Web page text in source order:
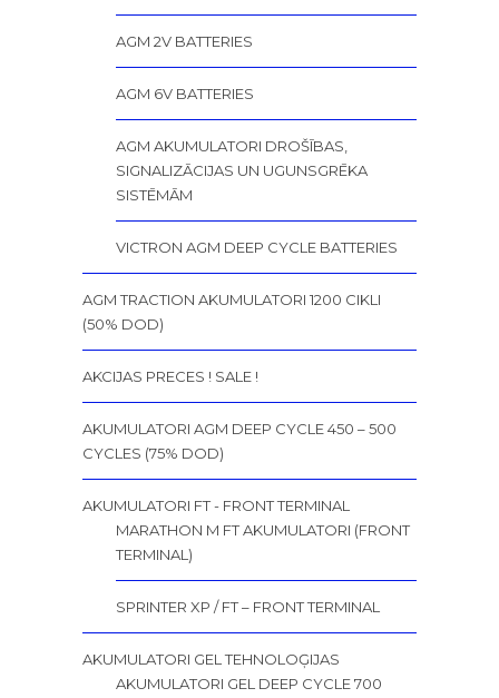
AGM 2V BATTERIES
AGM 6V BATTERIES
AGM AKUMULATORI DROŠĪBAS,
SIGNALIZĀCIJAS UN UGUNSGRĒKA
SISTĒMĀM
VICTRON AGM DEEP CYCLE BATTERIES
AGM TRACTION AKUMULATORI 1200 CIKLI
(50% DOD)
AKCIJAS PRECES ! SALE !
AKUMULATORI AGM DEEP CYCLE 450 – 500
CYCLES (75% DOD)
AKUMULATORI FT - FRONT TERMINAL
MARATHON M FT AKUMULATORI (FRONT
TERMINAL)
SPRINTER XP / FT – FRONT TERMINAL
AKUMULATORI GEL TEHNOLOĢIJAS
AKUMULATORI GEL DEEP CYCLE 700